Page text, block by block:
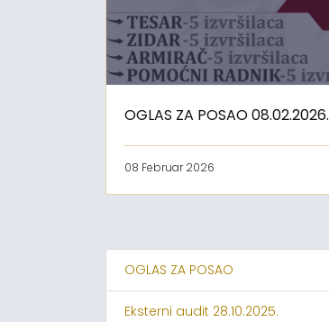
OGLAS ZA POSAO 08.02.2026.
08 Februar 2026
OGLAS ZA POSAO
Eksterni audit 28.10.2025.